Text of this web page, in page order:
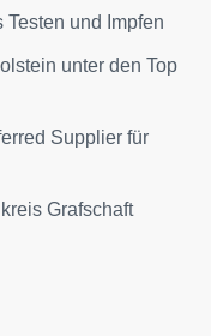
und Impfen
unter den Top
Supplier für
Grafschaft